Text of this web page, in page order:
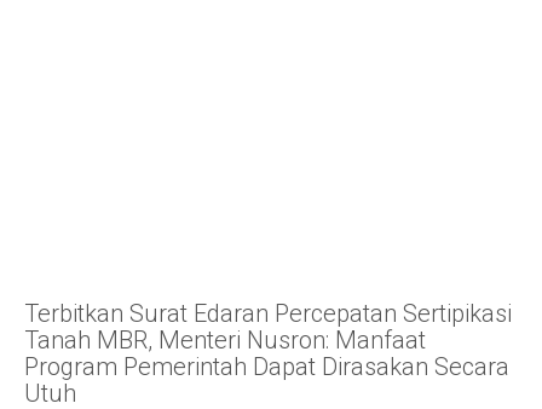
Terbitkan Surat Edaran Percepatan Sertipikasi
Tanah MBR, Menteri Nusron: Manfaat
Program Pemerintah Dapat Dirasakan Secara
Utuh